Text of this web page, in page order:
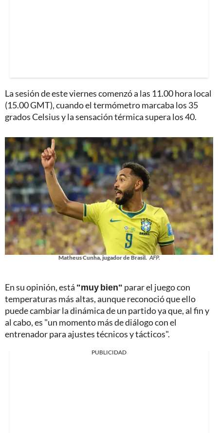
La sesión de este viernes comenzó a las 11.00 hora local
(15.00 GMT), cuando el termómetro marcaba los 35
grados Celsius y la sensación térmica supera los 40.
Matheus Cunha, jugador de Brasil. AFP.
En su opinión, está "muy bien" parar el juego con
temperaturas más altas, aunque reconoció que ello
puede cambiar la dinámica de un partido ya que, al fin y
al cabo, es "un momento más de diálogo con el
entrenador para ajustes técnicos y tácticos".
PUBLICIDAD